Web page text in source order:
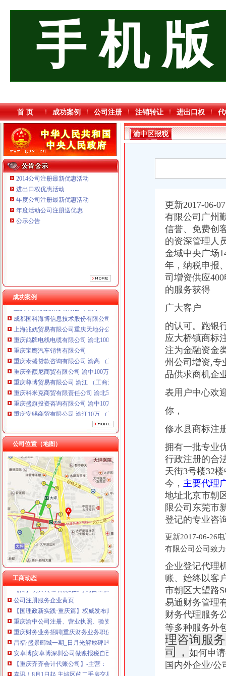
手 机 版
首 页 成功案例 公司注册 注销转让 进出口权
2014公司注册最新优惠活动
进出口权优惠活动
年度公司注册最新优惠活动
年度活动公司注册送优惠
公示公告
成功案例
重庆鸽牌电线电缆有限公司 渝北10010万 (进出口权)
重庆宝鹰汽车销售有限公司
重庆盛旗投资咨询有限公司 渝中10万 （工商注册）
重庆安赐商贸有限公司 渝江10万 （工商注册）
重庆华康假肢矫形有限公司 渝中120万 （增资）
成都国科海博信息技术股份有限公司重庆分公司 渝江 （工商注册）
上海兆妩贸易有限公司重庆天地分公司 渝中 （工商注册）
重庆鸽牌电线电缆有限公司 渝北10010万 (进出口权)
重庆宝鹰汽车销售有限公司
重庆泰盛贷款咨询有限公司 渝高 （工商注册）
重庆奎颜尼商贸有限公司 渝中100万 （工商注册）
重庆尊博贸易有限公司 渝江 （工商注册）
重庆科米克商贸有限责任公司 渝北50万 （工商注册）
重庆盛旗投资咨询有限公司 渝中10万 （工商注册）
重庆安赐商贸有限公司 渝江10万 （工商注册）
重庆华康假肢矫形有限公司 渝中120万 （增资）
成都国科海博信息技术股份有限公司重庆分公司 渝江 （工商注册）
上海兆妩贸易有限公司重庆天地分公司 渝中 （工商注册）
公司位置（地图）
工商动态
渝中区报税公司
【重庆齐齐会计代账公司】-主营：
安卓博|安卓博深圳公司做账报税自己可以操作吗_比网vita
北京东方汇才国际文化交流有限公司招聘注册代理人_校园招聘
重庆渝中区七星岗智胜机电仪表-格子网店
喜讯！8月1日起,主城区的二手房交易税收业务可以网上申请了！-民
代理记账和兼职会计区别.docx
权威发布|助推自贸区建设,重庆主城各区大招频出_新闻中心_中国网
【图】明天去4S看虎3,25号周日重庆有2小时团购,有些小疑问请教_
公司注册服务企业黄页
【国理政新实践·重庆篇】权威发布|助推自贸区建设,重庆主城各区
重庆渝中公司注册、营业执照、验资、记帐报税等服务_重庆渝中区工
重庆财务业务招聘|重庆财务业务职位信息汇总|财务业务重庆招聘分类-
昌福·盛景郦城一期_日月光解放碑1号R3_启迪协信城立方_楼盘对比
安卓博|安卓博深圳公司做账报税自己可以操作吗_比网vita
【重庆齐齐会计代账公司】-主营：
喜讯！8月1日起,主城区的二手房交易税收业务可以网上申请了！-民
1106__重庆公司执照代办|重庆公司注册代办_重庆齐齐会计代账公司
渝中区报税
公司
更新2017-06-
有限公司广州
信誉、 免费创
的资深管理人
金域中央广场
年，纳税申报
司增资供应
的服务获得
广大客户
的认可。跑银
应大桥镇商标
注为金融资金
州公司增资,专
品供求商机企
表用户中心欢
你，
修水县商标注
拥有一批专业
行政注册的合
天街3号楼32
今， 主要代理
地址北京市朝
限公司东莞市
登记的专业咨
更新2017-06-26
有限公司公司致
企业登记代理
账、始终以客
市朝区大望路
易通财务管理
财务代理服务
等多种服务外
理咨询服
司， 如何申
国内外企业/